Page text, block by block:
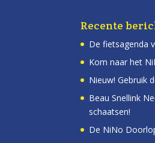
Recente
De fietsagenda
Kom naar het
Nieuw! Gebruik
Beau Snellink
schaatsen!
De NiNo